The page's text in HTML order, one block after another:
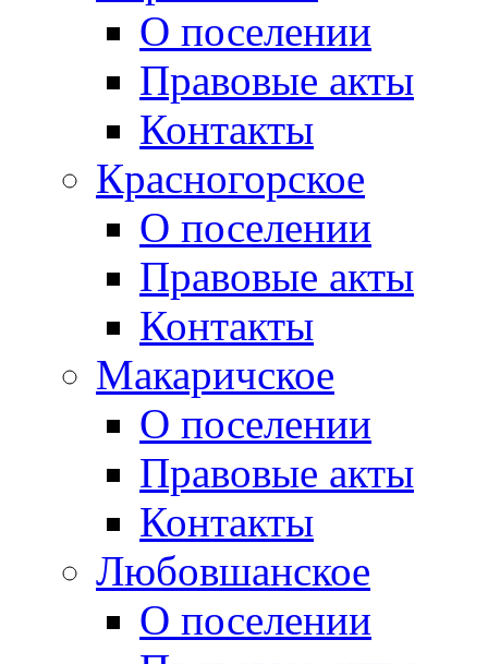
О поселении
Правовые акты
Контакты
Красногорское
О поселении
Правовые акты
Контакты
Макаричское
О поселении
Правовые акты
Контакты
Любовшанское
О поселении